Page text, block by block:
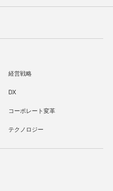
経営戦略
DX
コーポレート変革
テクノロジー